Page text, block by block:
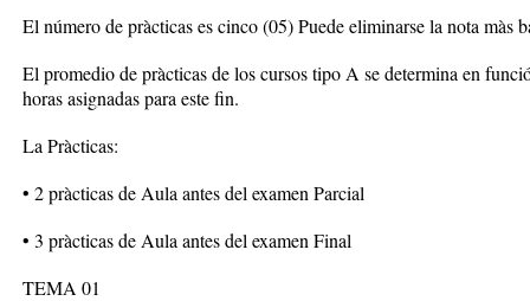
El número de pràcticas es cinco (05) Puede eliminarse la nota màs
El promedio de pràcticas de los cursos tipo A se determina en
horas asignadas para este fin.
La Pràcticas:
• 2 pràcticas de Aula antes del examen Parcial
• 3 pràcticas de Aula antes del examen Final
TEMA 01